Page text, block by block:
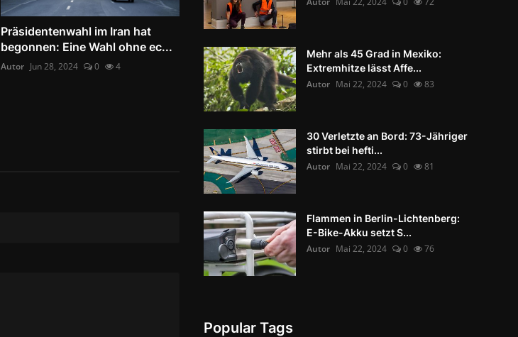
Präsidentenwahl im Iran hat
begonnen: Eine Wahl ohne ec...
Autor Jun 28, 2024 0 4
Mehr als 45 Grad in Mexiko:
Extremhitze lässt Affe...
Autor Mai 22, 2024 0 83
30 Verletzte an Bord: 73-Jähriger
stirbt bei hefti...
Autor Mai 22, 2024 0 81
Flammen in Berlin-Lichtenberg:
E-Bike-Akku setzt S...
Autor Mai 22, 2024 0 76
Popular Tags